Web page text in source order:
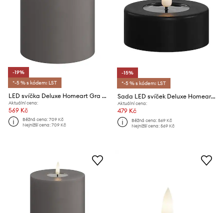
-19%
*-5 % s kódem: LST
LED svíčka Deluxe Homeart Gra Bloklys 10 x 10 cm
Aktuální cena:
569 Kč
Běžná cena:709 Kč
Nejnižší cena:709 Kč
-15%
*-5 % s kódem: LST
Sada LED svíček Deluxe Homeart 6,1 x 4,5 cm 2-pack
Aktuální cena:
479 Kč
Běžná cena:569 Kč
Nejnižší cena:569 Kč